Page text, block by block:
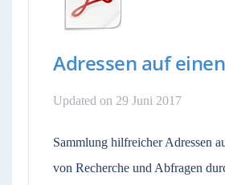
Adressen auf
Updated on 29 Juni 2017
Sammlung hilfreicher Adressen
von Recherche und Abfragen